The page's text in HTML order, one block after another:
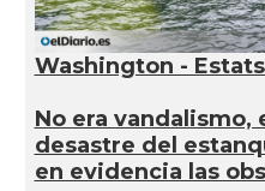
Washington -
No era vandalismo,
desastre del
en evidencia las